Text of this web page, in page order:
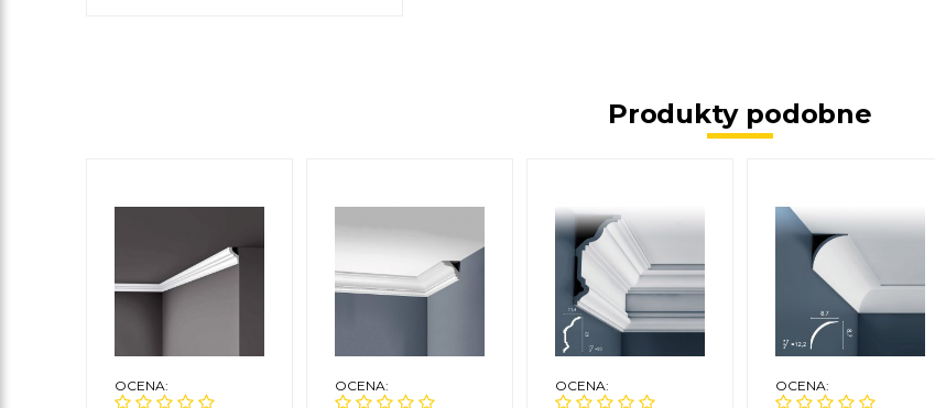
Produkty podobne
OCENA: OCENA: OCENA: OCENA: